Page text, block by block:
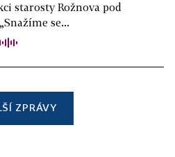
starosty Rožnova pod
se...
ZPRÁVY